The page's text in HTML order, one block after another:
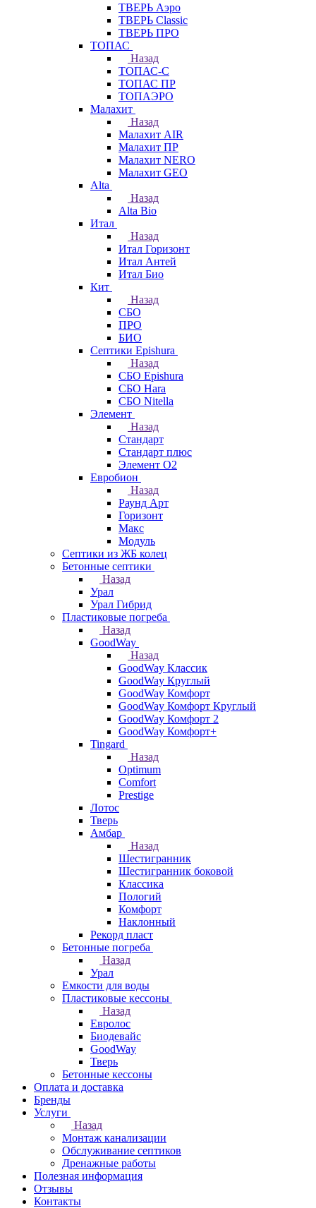
ТВЕРЬ Аэро
ТВЕРЬ Classic
ТВЕРЬ ПРО
ТОПАС
Назад
ТОПАС-С
ТОПАС ПР
ТОПАЭРО
Малахит
Назад
Малахит AIR
Малахит ПР
Малахит NERO
Малахит GEO
Alta
Назад
Alta Bio
Итал
Назад
Итал Горизонт
Итал Антей
Итал Био
Кит
Назад
СБО
ПРО
БИО
Септики Epishura
Назад
СБО Epishura
СБО Hara
СБО Nitella
Элемент
Назад
Стандарт
Стандарт плюс
Элемент О2
Евробион
Назад
Раунд Арт
Горизонт
Макс
Модуль
Септики из ЖБ колец
Бетонные септики
Назад
Урал
Урал Гибрид
Пластиковые погреба
Назад
GoodWay
Назад
GoodWay Классик
GoodWay Круглый
GoodWay Комфорт
GoodWay Комфорт Круглый
GoodWay Комфорт 2
GoodWay Комфорт+
Tingard
Назад
Optimum
Comfort
Prestige
Лотос
Тверь
Амбар
Назад
Шестигранник
Шестигранник боковой
Классика
Пологий
Комфорт
Наклонный
Рекорд пласт
Бетонные погреба
Назад
Урал
Емкости для воды
Пластиковые кессоны
Назад
Евролос
Биодевайс
GoodWay
Тверь
Бетонные кессоны
Оплата и доставка
Бренды
Услуги
Назад
Монтаж канализации
Обслуживание септиков
Дренажные работы
Полезная информация
Отзывы
Контакты